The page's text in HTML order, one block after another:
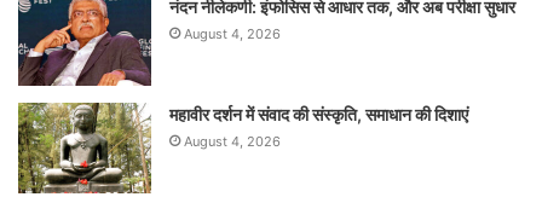
नंदन नीलेकणी: इंफोसिस से आधार तक, और अब परीक्षा सुधार
August 4, 2026
महावीर दर्शन में संवाद की संस्कृति, समाधान की दिशाएं
August 4, 2026